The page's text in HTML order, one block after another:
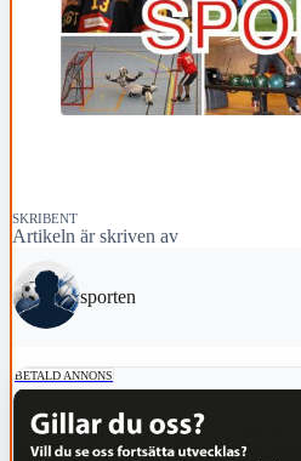
SKRIBENT
Artikeln är skriven av
sporten
BETALD ANNONS